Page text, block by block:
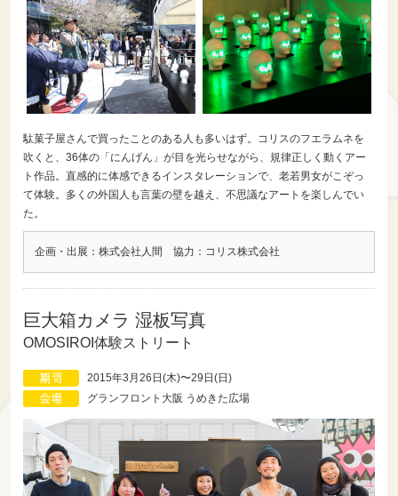
駄菓子屋さんで買ったことのある人も多いはず。コリスのフエラムネを
吹くと、36体の「にんげん」が目を光らせながら、規律正しく動くアー
ト作品。直感的に体感できるインスタレーションで、老若男女がこぞっ
て体験。多くの外国人も言葉の壁を越え、不思議なアートを楽しんでい
た。
企画・出展：株式会社人間 協力：コリス株式会社
巨大箱カメラ 湿板写真
OMOSIROI体験ストリート
2015年3月26日(木)〜29日(日)
グランフロント大阪 うめきた広場